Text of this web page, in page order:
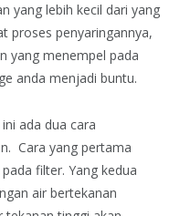
yang lebih kecil dari yang
proses penyaringannya,
yang menempel pada
anda menjadi buntu.
ada dua cara
Cara yang pertama
filter. Yang kedua
air bertekanan